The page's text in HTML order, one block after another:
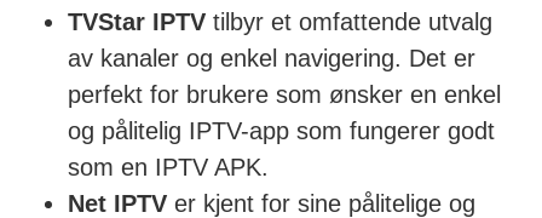
TVStar IPTV tilbyr et omfattende utvalg
av kanaler og enkel navigering. Det er
perfekt for brukere som ønsker en enkel
og pålitelig IPTV-app som fungerer godt
som en IPTV APK.
Net IPTV er kjent for sine pålitelige og